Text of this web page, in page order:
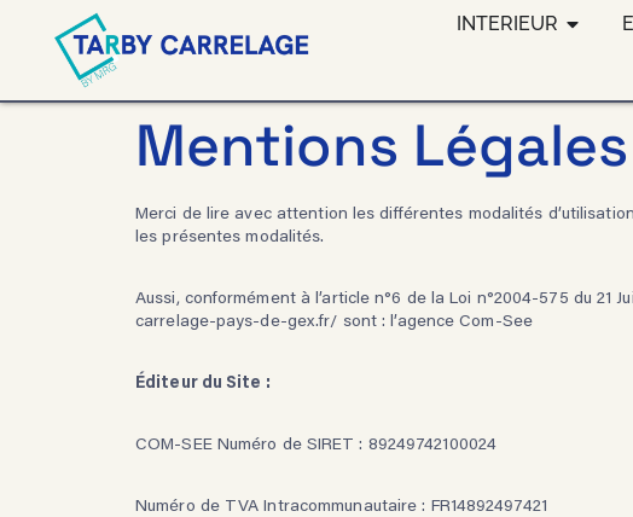
INTERIEUR
Mentions Légales
Merci de lire avec attention les différentes modalités
les présentes modalités.
Aussi, conformément à l’article n°6 de la Loi n°2004-575 du
carrelage-pays-de-gex.fr/ sont :l’agence Com-See
Éditeur du Site :
COM-SEE Numéro de SIRET : 89249742100024
Numéro de TVA Intracommunautaire : FR14892497421